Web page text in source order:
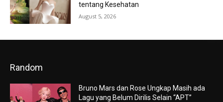
tentang Kesehatan
August 5, 2026
Random
Bruno Mars dan Rose Ungkap Masih ada
Lagu yang Belum Dirilis Selain “APT”